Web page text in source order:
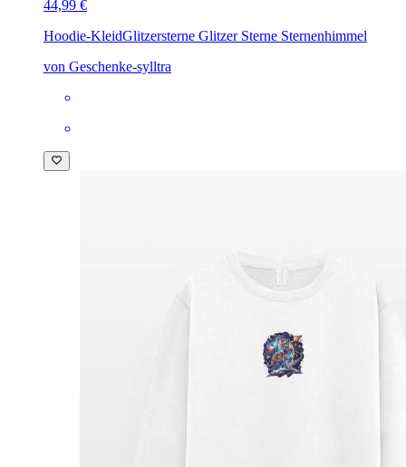
44,99 €
Hoodie-KleidGlitzersterne Glitzer Sterne Sternenhimmel
von Geschenke-sylltra